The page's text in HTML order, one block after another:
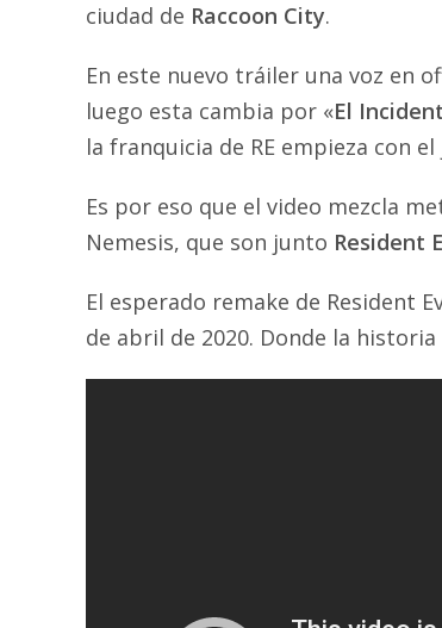
ciudad de Raccoon City.
En este nuevo tráiler una voz en
luego esta cambia por «El
la franquicia de RE empieza con
Es por eso que el video mezcla
Nemesis, que son junto Resident
El esperado remake de Resident
de abril de 2020. Donde la